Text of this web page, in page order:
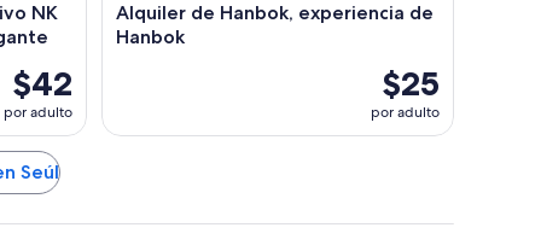
NK
$42
por adulto
Alquiler de Hanbok, experiencia de
Hanbok
$25
por adulto
Seúl